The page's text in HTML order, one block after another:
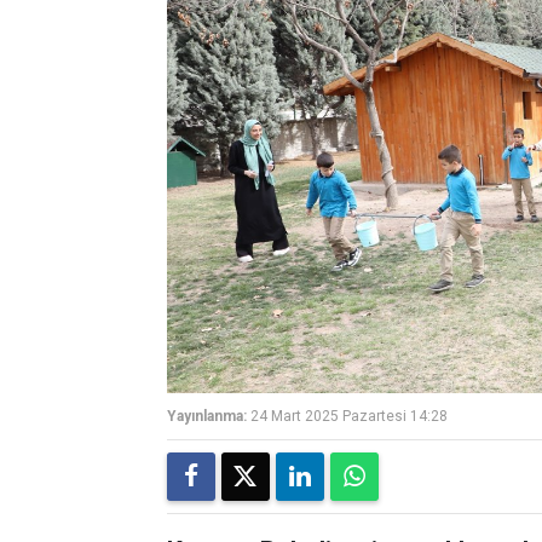
Yayınlanma: 24 Mart 2025 Pazartesi 14:28